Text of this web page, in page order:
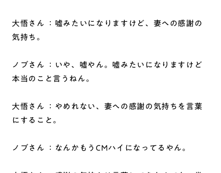
大悟さん ：嘘みたいになりますけど、妻への感謝の
気持ち。
ノブさん ：いや、嘘やん。嘘みたいになりますけど
本当のこと言うねん。
大悟さん ：やめれない、妻への感謝の気持ちを言葉
にすること。
ノブさん ：なんかもうCMハイになってるやん。